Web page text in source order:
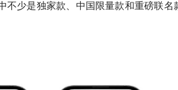
少是独家款、中国限量款和重磅联名